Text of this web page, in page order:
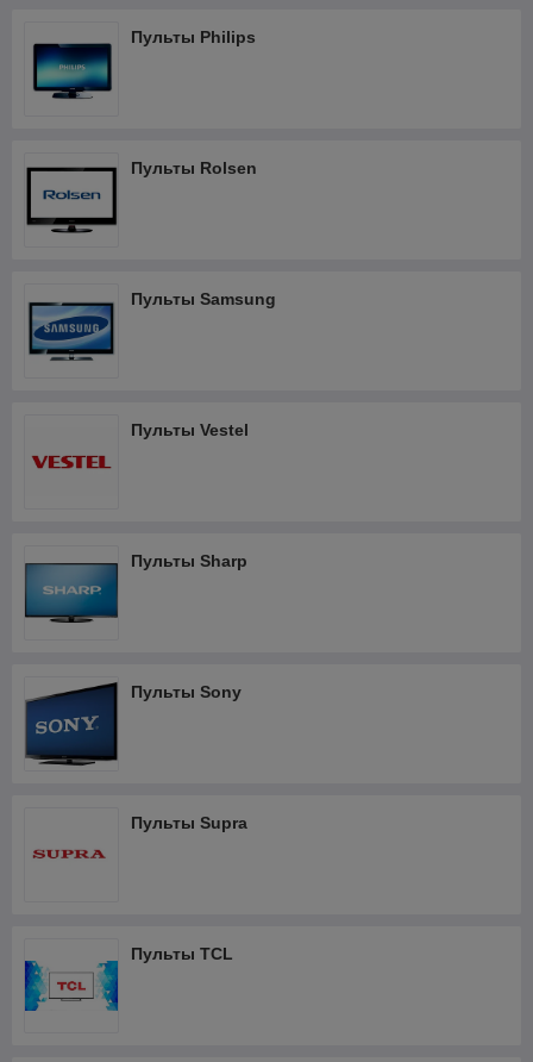
Пульты Philips
Пульты Rolsen
Пульты Samsung
Пульты Vestel
Пульты Sharp
Пульты Sony
Пульты Supra
Пульты TCL